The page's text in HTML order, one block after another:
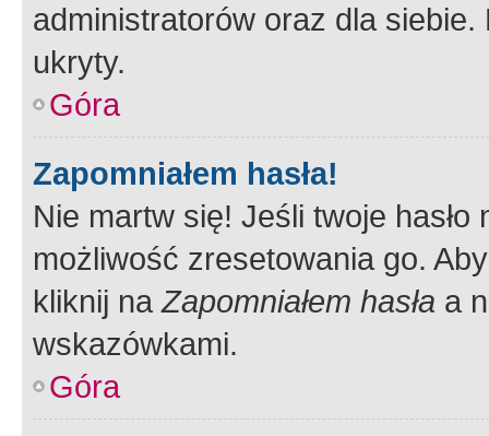
administratorów oraz dla
ukryty.
Góra
Zapomniałem hasła!
Nie martw się! Jeśli twoje
możliwość zresetowania go.
kliknij naZapomniałem hasła a
wskazówkami.
Góra